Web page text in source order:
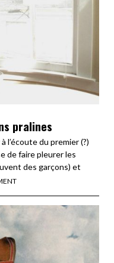
pralines
l’écoute du premier (?)
de faire pleurer les
des garçons) et